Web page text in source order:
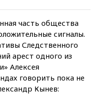
часть общества
сигналы.
Следственного
арест одного из
Алексея
говорить пока не
Кынев: